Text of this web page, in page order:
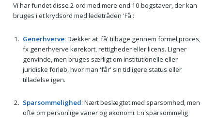
Vi har fundet disse 2 ord med mere end 10 bogstaver, der kan
bruges i et krydsord med ledetråden 'Få':
Generhverve: Dækker at 'få' tilbage gennem formel proces,
fx generhverve kørekort, rettigheder eller licens. Ligner
genvinde, men bruges særligt om institutionelle eller
juridiske forløb, hvor man 'får' sin tidligere status eller
tilladelse igen.
Sparsommelighed: Nært beslægtet med sparsomhed, men
ofte om personlige vaner og økonomi. En sparsommelig